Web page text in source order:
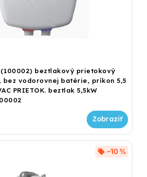
(100002) beztlakový prietokový
bez vodorovnej batérie, príkon 5,5
PRIETOK. beztlak 5,5kW
–10 %